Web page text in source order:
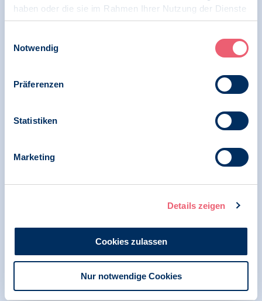
haben oder die sie im Rahmen Ihrer Nutzung der Dienste
gesammelt haben.
Notwendig
Präferenzen
Statistiken
Marketing
Details zeigen
Cookies zulassen
Nur notwendige Cookies
Kürzungen bei der finanziellen Versorgung
verabschiedet
07.11.2023
Pressemitteilung
BDP unterstützt Positionspapier des
BDP unterstützt Positionspapier des
Versorgung psychischer Erkrankungen